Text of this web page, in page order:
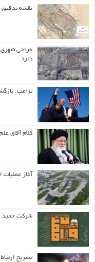
نقشه
دارد
ترامپ:
کلام آقای
آغاز
شرکت حمید
تشریح